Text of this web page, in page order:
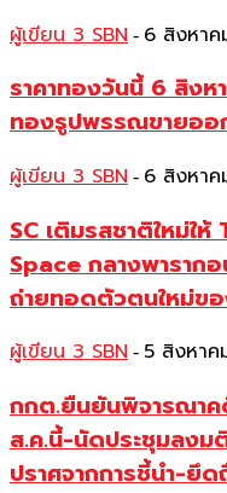
ผู้เขียน 3 SBN - 6 สิงหา
ราคาทองวันนี้ 6 สิง
ทองรูปพรรณขายออ
ผู้เขียน 3 SBN - 6 สิงหา
SC เติมรสชาติใหม่ใ
Space กลางพาราก
ถ่ายทอดตัวตนใหม่ข
ผู้เขียน 3 SBN - 5 สิงหา
กกต.ยืนยันพิจารณาค
ส.ค.นี้-นัดประชุมลงม
ปราศจากการชี้นำ-ยึ